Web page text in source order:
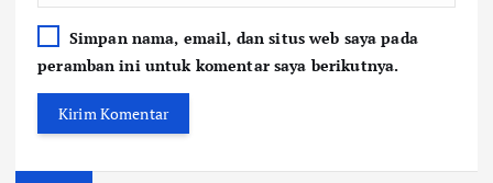
Simpan nama, email, dan situs web saya pada
peramban ini untuk komentar saya berikutnya.